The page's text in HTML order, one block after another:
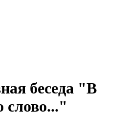
беседа "В
слово..."